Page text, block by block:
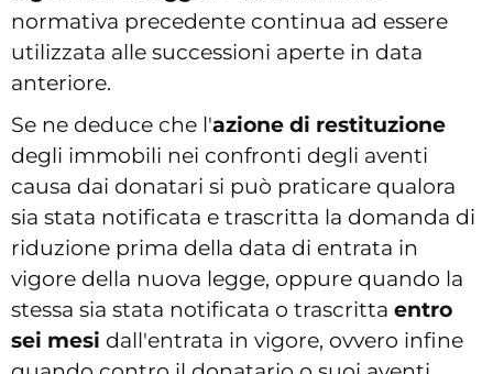
normativa precedente continua ad essere
utilizzata alle successioni aperte in data
anteriore.
Se ne deduce che l'azione di restituzione
degli immobili nei confronti degli aventi
causa dai donatari si può praticare qualora
sia stata notificata e trascritta la domanda di
riduzione prima della data di entrata in
vigore della nuova legge, oppure quando la
stessa sia stata notificata o trascritta entro
sei mesi dall'entrata in vigore, ovvero infine